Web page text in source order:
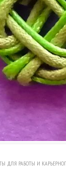
ДЛЯ РАБОТЫ И